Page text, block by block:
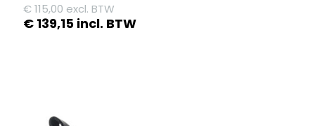
€115,00 excl. BTW
€ 139,15 incl. BTW